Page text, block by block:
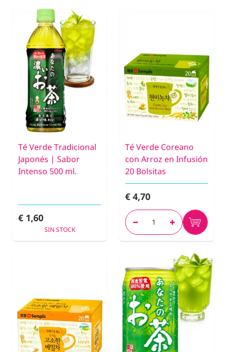
Té Verde Tradicional
Japonés | Sabor
Intenso 500 ml.
€ 1,60
SIN STOCK
Té Verde Coreano
con Arroz en Infusión
20 Bolsitas
€ 4,70